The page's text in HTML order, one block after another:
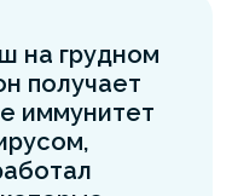
на грудном
получает
иммунитет